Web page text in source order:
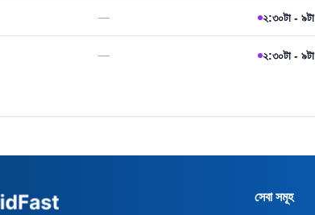
— ২:৩০টা - ৯টা
— ২:৩০টা - ৯টা
সেবা সমূহ